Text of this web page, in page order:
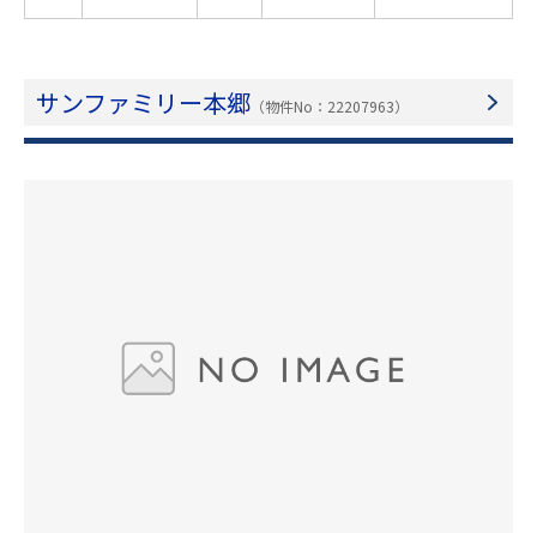
サンファミリー本郷 （物件No：22207963）